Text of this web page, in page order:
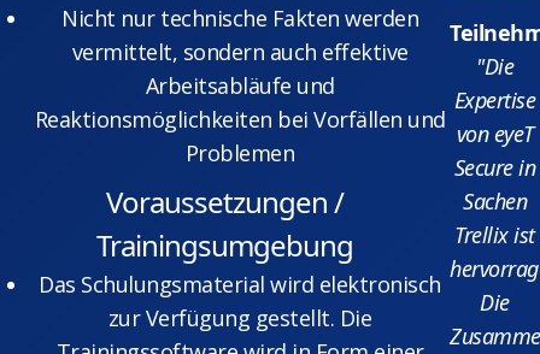
Nicht nur technische Fakten werden
vermittelt, sondern auch effektive
Arbeitsabläufe und
Reaktionsmöglichkeiten bei Vorfällen und
Problemen
Voraussetzungen /
Trainingsumgebung
Das Schulungsmaterial wird elektronisch
zur Verfügung gestellt. Die
"Die
Expertise
von eyeT
Secure in
Sachen
Trellix ist
Die